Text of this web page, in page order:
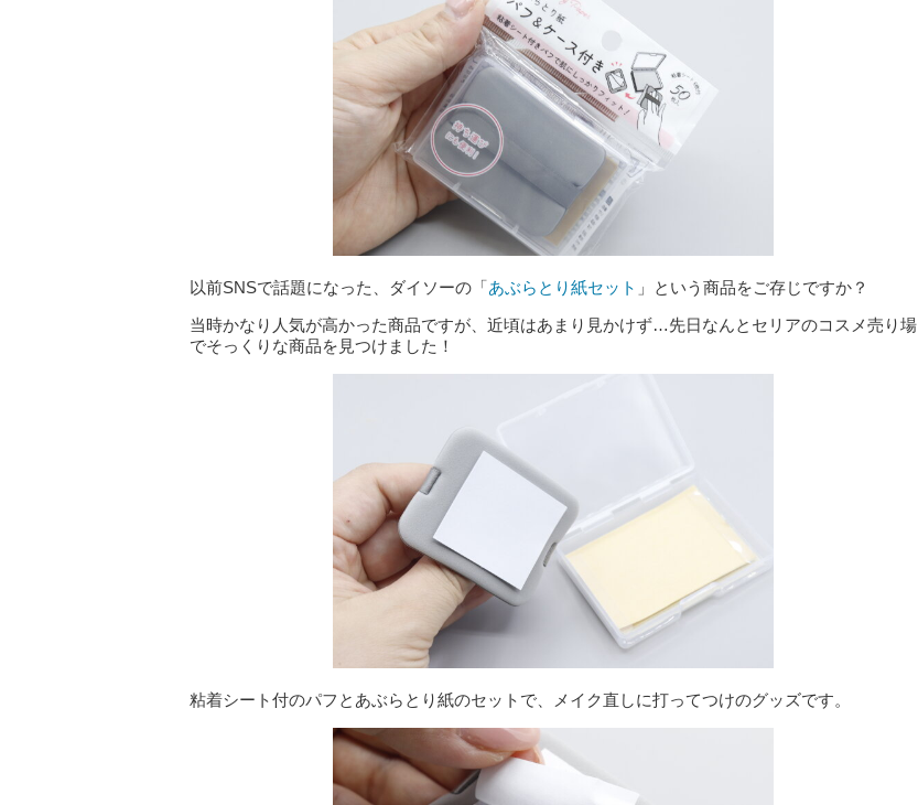
以前SNSで話題になった、ダイソーの「あぶらとり紙セット 」という商品をご存じですか？
当時かなり人気が高かった商品ですが、近頃はあまり見かけず…先日なんとセリアのコスメ売り場
でそっくりな商品を見つけました！
粘着シート付のパフとあぶらとり紙のセットで、メイク直しに打ってつけのグッズです。